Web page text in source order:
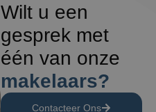
Wilt u een
gesprek met
één van onze
makelaars?
Contacteer Ons